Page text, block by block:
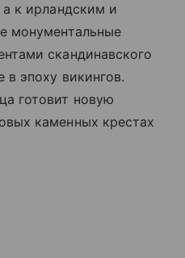
к ирландским и
монументальные
скандинавского
в эпоху викингов.
готовит новую
каменных крестах